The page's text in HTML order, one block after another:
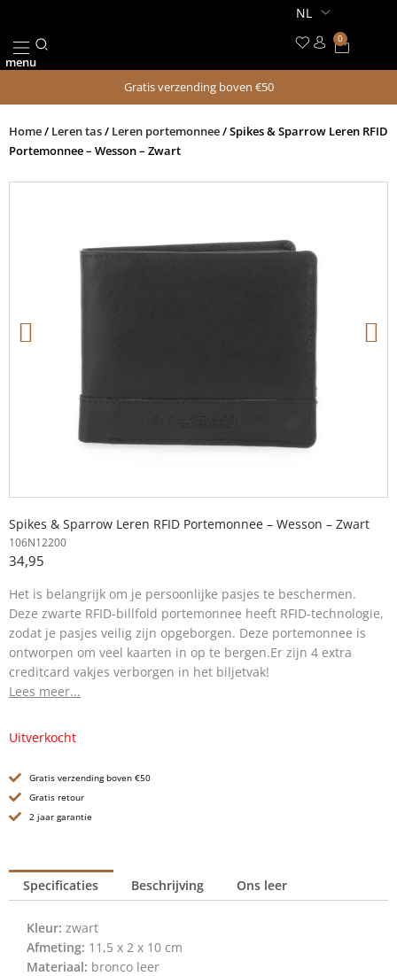
de
inhoud
menu
0
Gratis verzending boven €50
Home/ Leren tas/ Leren portemonnee/ Spikes & Sparrow Leren RFID
Portemonnee – Wesson – Zwart
Spikes & Sparrow Leren RFID Portemonnee – Wesson – Zwart
106N12200
34,95
Het is belangrijk om je persoonlijke pasjes te beschermen.
Deze zwarte RFID-billfold portemonnee heeft RFID-technologie,
zodat je pasjes veilig zijn opgeborgen. Deze portemonnee is
ontworpen om veel kaarten in op te bergen.Er zijn 4 extra
creditcard vakjes verborgen in het biljetvak!
Lees meer...
Uitverkocht
Gratis verzending boven €50
Gratis retour
2 jaar garantie
Specificaties Beschrijving Ons leer
Kleur: zwart
Afmeting: 11,5 x 2 x 10 cm
Materiaal: bronco leer